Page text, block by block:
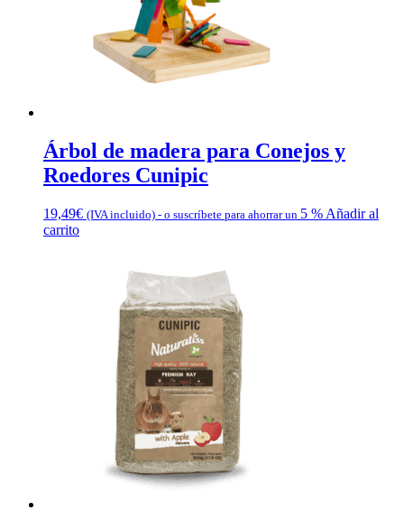
Árbol de madera para Conejos y
Roedores Cunipic
19,49€ (IVA incluido) - o suscríbete para ahorrar un 5 % Añadir al
carrito